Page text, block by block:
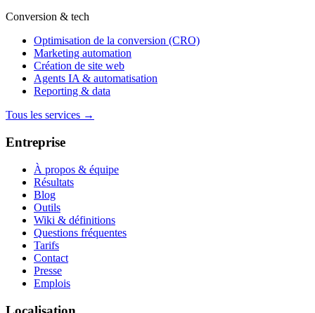
Conversion & tech
Optimisation de la conversion (CRO)
Marketing automation
Création de site web
Agents IA & automatisation
Reporting & data
Tous les services →
Entreprise
À propos & équipe
Résultats
Blog
Outils
Wiki & définitions
Questions fréquentes
Tarifs
Contact
Presse
Emplois